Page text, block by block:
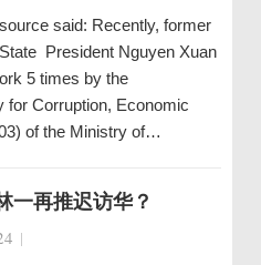
said: Recently, former
President Nguyen Xuan
5 times by the
for Corruption, Economic
of the Ministry of…
一再推迟访华？
|